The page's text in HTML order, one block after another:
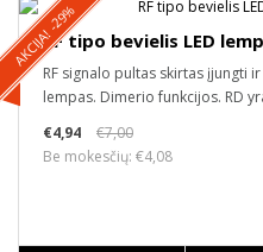
AKCIJA! -29%RF tipo bevielis LED
RF signalo pultas skirtas įjungti ir
lempas. Dimerio funkcijos. RD
€4,94
€7,00
Be mokesčių: €4,08